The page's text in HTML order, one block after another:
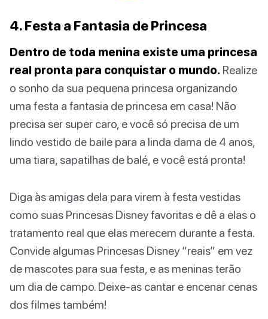
4. Festa a Fantasia de Princesa
Dentro de toda menina existe uma princesa
real pronta para conquistar o mundo. Realize
o sonho da sua pequena princesa organizando
uma festa a fantasia de princesa em casa! Não
precisa ser super caro, e você só precisa de um
lindo vestido de baile para a linda dama de 4 anos,
uma tiara, sapatilhas de balé, e você está pronta!
Diga às amigas dela para virem à festa vestidas
como suas Princesas Disney favoritas e dê a elas o
tratamento real que elas merecem durante a festa.
Convide algumas Princesas Disney “reais” em vez
de mascotes para sua festa, e as meninas terão
um dia de campo. Deixe-as cantar e encenar cenas
dos filmes também!